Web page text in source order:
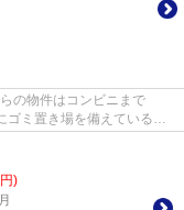
の物件はコンビニまで
ゴミ置き場を備えているの
)